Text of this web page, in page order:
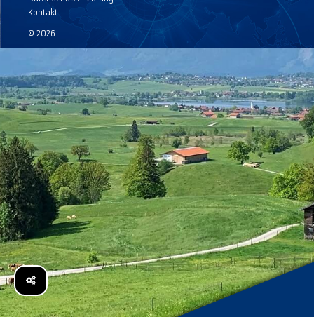
Kontakt
© 2026